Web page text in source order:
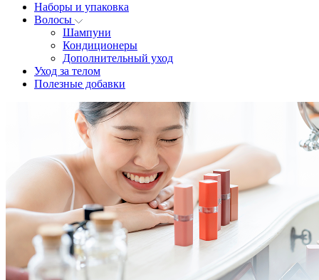
Наборы и упаковка
Волосы
Шампуни
Кондиционеры
Дополнительный уход
Уход за телом
Полезные добавки